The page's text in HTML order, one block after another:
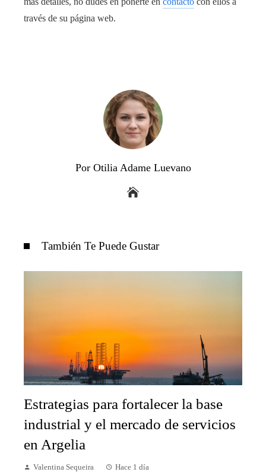
través de su página web.
Por Otilia Adame Luevano
También Te Puede Gustar
Estrategias para fortalecer la base
industrial y el mercado de servicios
en Argelia
Valentina Sequeira Hace 1 día